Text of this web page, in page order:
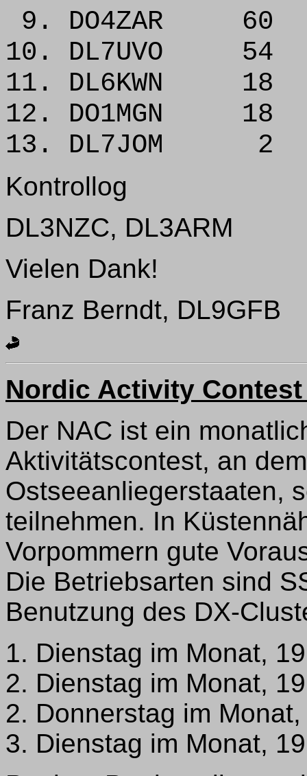
9. DO4ZAR 60
10. DL7UVO 54
11. DL6KWN 18
12. DO1MGN 18
13. DL7JOM 2
Kontrollog
DL3NZC, DL3ARM
Vielen Dank!
Franz Berndt, DL9GFB
Nordic Activity Contest
Der NAC ist ein
Aktivitätscontest, an
Ostseeanliegerstaaten,
teilnehmen. In
Vorpommern gute
Die Betriebsarten sind
Benutzung des DX-
1. Dienstag im Monat,
2. Dienstag im Monat,
2. Donnerstag im
3. Dienstag im Monat,